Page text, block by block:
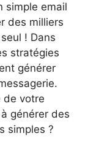
simple email
des milliers
! Dans
stratégies
générer
de votre
générer des
simples ?